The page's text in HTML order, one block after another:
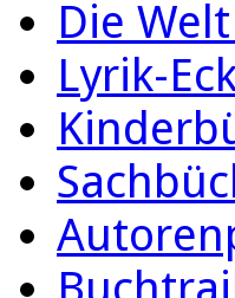
Die
Lyrik-